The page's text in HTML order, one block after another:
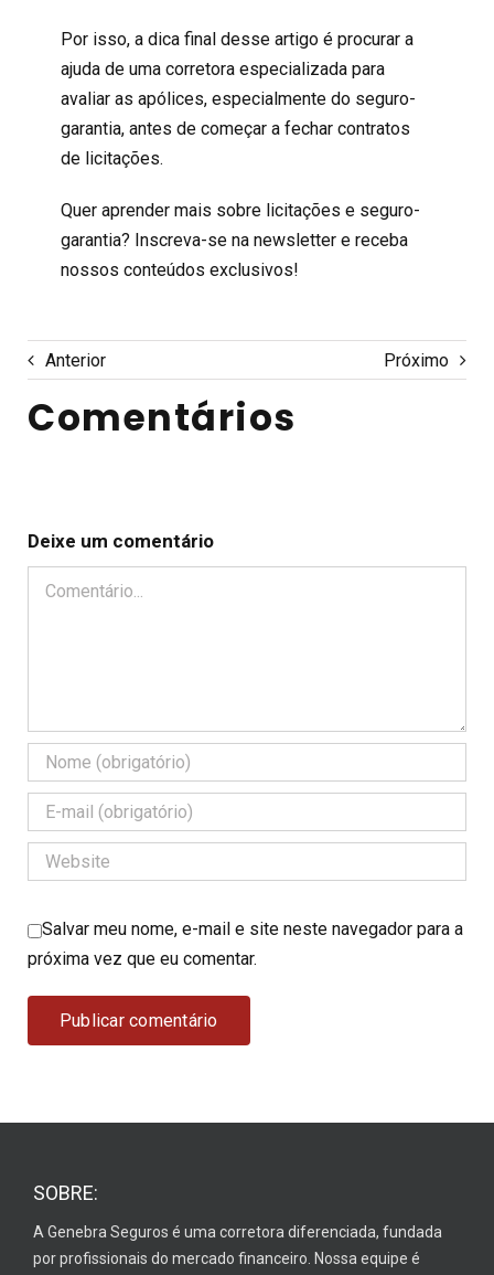
Por isso, a dica final desse artigo é procurar a
ajuda de uma corretora especializada para
avaliar as apólices, especialmente do seguro-
garantia, antes de começar a fechar contratos
de licitações.
Quer aprender mais sobre licitações e seguro-
garantia? Inscreva-se na newsletter e receba
nossos conteúdos exclusivos!
Anterior Próximo
Comentários
Deixe um comentário
Comentário
Salvar meu nome, e-mail e site neste navegador para a
próxima vez que eu comentar.
SOBRE:
A Genebra Seguros é uma corretora diferenciada, fundada
por profissionais do mercado financeiro. Nossa equipe é